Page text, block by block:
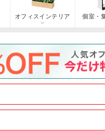
オフィスインテリア 個室・